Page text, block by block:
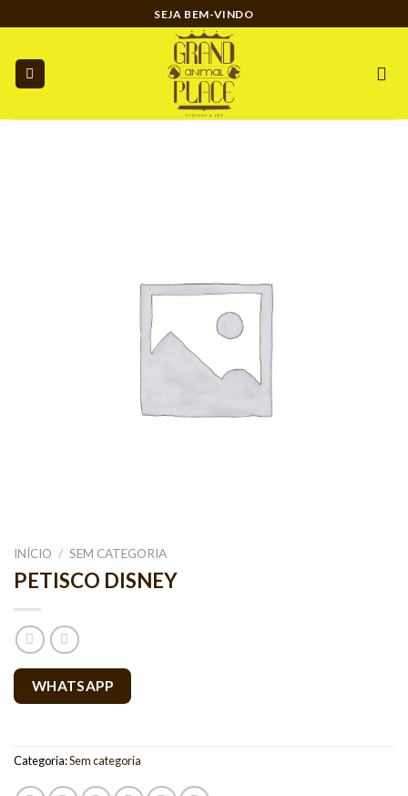
para
conteúdo
SEJA BEM-VINDO
INÍCIO / SEM CATEGORIA
PETISCO DISNEY
WHATSAPP
Categoria:Sem categoria